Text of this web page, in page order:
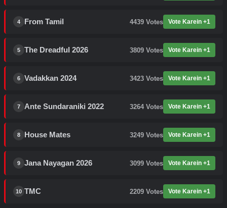
4 From Tamil 4439 Votes Vote Karein +1
5 The Dreadful 2026 3809 Votes Vote Karein +1
6 Vadakkan 2024 3423 Votes Vote Karein +1
7 Ante Sundaraniki 2022 3264 Votes Vote Karein +1
8 House Mates 3249 Votes Vote Karein +1
9 Jana Nayagan 2026 3099 Votes Vote Karein +1
10 TMC 2209 Votes Vote Karein +1